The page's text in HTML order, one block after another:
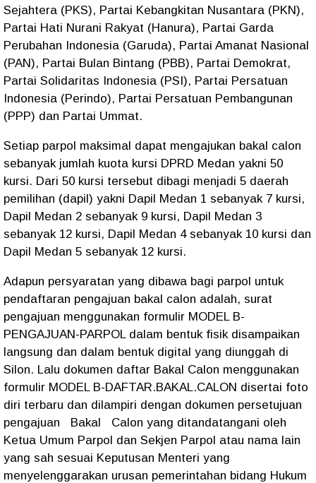
Sejahtera (PKS), Partai Kebangkitan Nusantara (PKN),
Partai Hati Nurani Rakyat (Hanura), Partai Garda
Perubahan Indonesia (Garuda), Partai Amanat Nasional
(PAN), Partai Bulan Bintang (PBB), Partai Demokrat,
Partai Solidaritas Indonesia (PSI), Partai Persatuan
Indonesia (Perindo), Partai Persatuan Pembangunan
(PPP) dan Partai Ummat.
Setiap parpol maksimal dapat mengajukan bakal calon
sebanyak jumlah kuota kursi DPRD Medan yakni 50
kursi. Dari 50 kursi tersebut dibagi menjadi 5 daerah
pemilihan (dapil) yakni Dapil Medan 1 sebanyak 7 kursi,
Dapil Medan 2 sebanyak 9 kursi, Dapil Medan 3
sebanyak 12 kursi, Dapil Medan 4 sebanyak 10 kursi dan
Dapil Medan 5 sebanyak 12 kursi.
Adapun persyaratan yang dibawa bagi parpol untuk
pendaftaran pengajuan bakal calon adalah, surat
pengajuan menggunakan formulir MODEL B-
PENGAJUAN-PARPOL dalam bentuk fisik disampaikan
langsung dan dalam bentuk digital yang diunggah di
Silon. Lalu dokumen daftar Bakal Calon menggunakan
formulir MODEL B-DAFTAR.BAKAL.CALON disertai foto
diri terbaru dan dilampiri dengan dokumen persetujuan
pengajuan Bakal Calon yang ditandatangani oleh
Ketua Umum Parpol dan Sekjen Parpol atau nama lain
yang sah sesuai Keputusan Menteri yang
menyelenggarakan urusan pemerintahan bidang Hukum